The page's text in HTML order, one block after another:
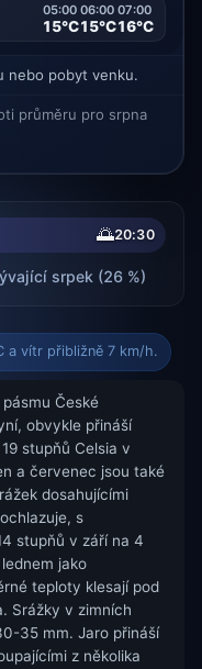
05:00
15°C
06:00
15°C
07:00
16°C
nebo pobyt venku.
průměru pro srpna
🌅20:30
srpek (26 %)
a vítr přibližně 7 km/h.
České
obvykle přináší
stupňů Celsia v
a červenec jsou také
dosahujícími
s
stupňů v září na 4
jako
teploty klesají pod
Srážky v zimních
35 mm. Jaro přináší
z několika